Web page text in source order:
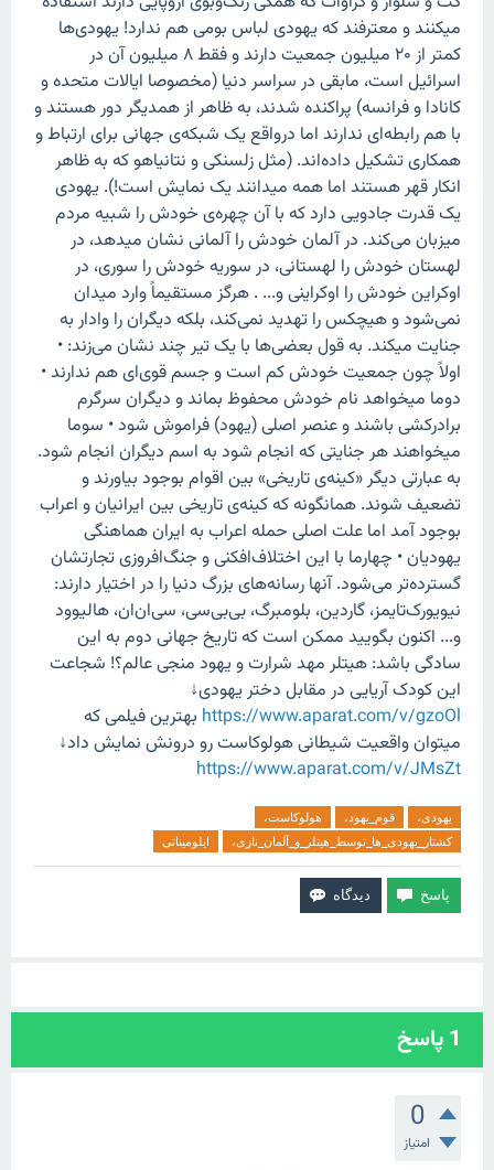
میکنند و معترفند که یهودی لباس بومی هم ندارد! یهودی‌ها
کمتر از ۲۰ میلیون جمعیت دارند و فقط ۸ میلیون آن در
اسرائیل است، مابقی در سراسر دنیا (مخصوصا ایالات متحده و
کانادا و فرانسه) پراکنده شدند، به ظاهر از همدیگر دور هستند و
با هم رابطه‌ای ندارند اما درواقع یک شبکه‌ی جهانی برای ارتباط و
همکاری تشکیل داده‌اند. (مثل زلسنکی و نتانیاهو که به ظاهر
انکار قهر هستند اما همه میدانند یک نمایش است!). یهودی
یک قدرت جادویی دارد که با آن چهره‌ی خودش را شبیه مردم
میزبان می‌کند. در آلمان خودش را آلمانی نشان میدهد، در
لهستان خودش را لهستانی، در سوریه خودش را سوری، در
اوکراین خودش را اوکراینی و... . هرگز مستقیماً وارد میدان
نمی‌شود و هیچکس را تهدید نمی‌کند، بلکه دیگران را وادار به
جنایت میکند. به قول بعضی‌ها با یک تیر چند نشان می‌زند: •
اولاً چون جمعیت خودش کم است و جسم قوی‌ای هم ندارند •
دوما میخواهد نام خودش محفوظ بماند و دیگران سرگرم
برادرکشی باشند و عنصر اصلی (یهود) فراموش شود • سوما
میخواهند هر جنایتی که انجام شود به اسم دیگران انجام شود.
به عبارتی دیگر «کینه‌ی تاریخی» بین اقوام بوجود بیاورند و
تضعیف شوند. همانگونه که کینه‌ی تاریخی بین ایرانیان و اعراب
بوجود آمد اما علت اصلی حمله اعراب به ایران هماهنگی
یهودیان • چهارما با این اختلاف‌افکنی و جنگ‌افروزی تجارتشان
گسترده‌تر می‌شود. آنها رسانه‌های بزرگ دنیا را در اختیار دارند:
نیویورک‌تایمز، گاردین، بلومبرگ، بی‌بی‌سی، سی‌ان‌ان، هالیوود
و... اکنون بگویید ممکن است که تاریخ جهانی دوم به این
سادگی باشد: هیتلر مهد شرارت و یهود منجی عالم؟! شجاعت
این کودک آریایی در مقابل دختر یهودی↓
https://www.aparat.com/v/gzoOl بهترین فیلمی که
میتوان واقعیت شیطانی هولوکاست رو درونش نمایش داد↓
https://www.aparat.com/v/JMsZt
یهودی، قوم_یهود،
هولوکاست،
کشتار_یهودی_ها_توسط_هیتلر_و_آلمان_نازی،
ایلومیناتی
1پاسخ
0
امتیاز